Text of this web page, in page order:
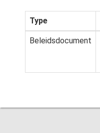
Type
Beleidsdocument